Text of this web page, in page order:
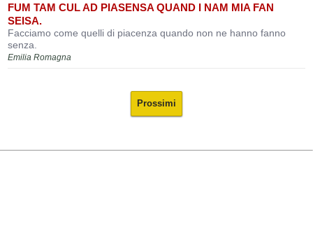
FUM TAM CUL AD PIASENSA QUAND I NAM MIA FAN
SEISA.
Facciamo come quelli di piacenza quando non ne hanno fanno
senza.
Emilia Romagna
Prossimi